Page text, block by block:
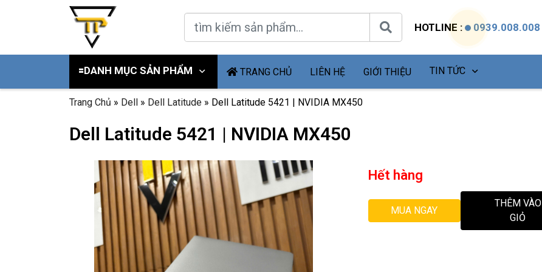
HOTLINE : 0939.008.008
🟰DANH MỤC SẢN PHẨM TRANG CHỦ LIÊN HỆ GIỚI THIỆU TIN TỨC
Trang Chủ » Dell » Dell Latitude » Dell Latitude 5421 | NVIDIA MX450
Dell Latitude 5421 | NVIDIA MX450
Hết hàng
MUA NGAY
THÊM VÀO
GIỎ